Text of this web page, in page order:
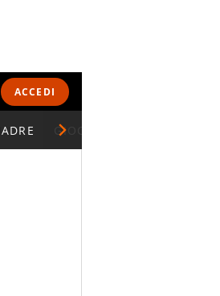
ACCEDI
CLASSIFICHEGIOCATORI SERIE A